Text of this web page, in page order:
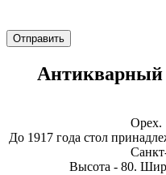
Отправить
Антикварный
Орех.
До 1917 года стол
Высота - 80.